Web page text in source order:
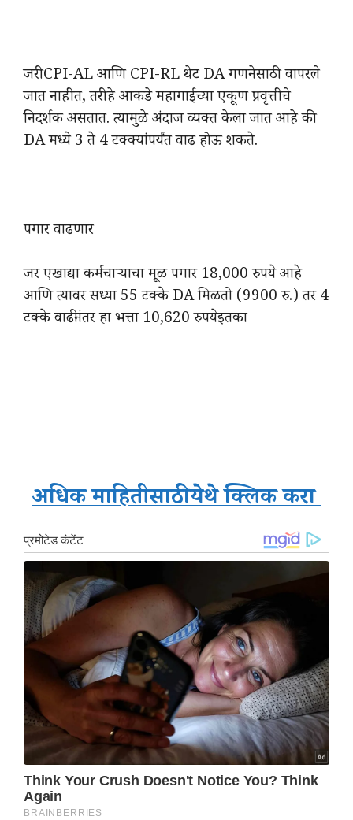
जरी CPI-AL आणि CPI-RL थेट DA गणनेसाठी वापरले
जात नाहीत, तरी हे आकडे महागाईच्या एकूण प्रवृत्तीचे
निदर्शक असतात. त्यामुळे अंदाज व्यक्त केला जात आहे की
DA मध्ये 3 ते 4 टक्क्यांपर्यंत वाढ होऊ शकते.
पगार वाढणार
जर एखाद्या कर्मचाऱ्याचा मूळ पगार 18,000 रुपये आहे
आणि त्यावर सध्या 55 टक्के DA मिळतो (9900 रु.) तर 4
टक्के वाढीनंतर हा भत्ता 10,620 रुपयेइतका
अधिक माहितीसाठी येथे क्लिक करा